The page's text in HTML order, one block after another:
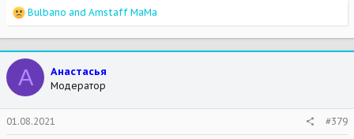
R
a
c
t
i
o
n
s
:
Bulbano and Amstaff MaMa
А Анастасья
Модератор
01.08.2021 #379